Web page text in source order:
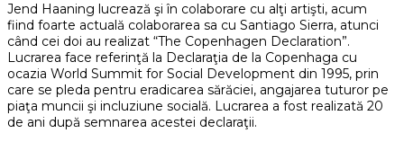
Jend Haaning lucrează şi în colaborare cu alţi artişti, acum
fiind foarte actuală colaborarea sa cu Santiago Sierra, atunci
când cei doi au realizat “The Copenhagen Declaration”.
Lucrarea face referinţă la Declaraţia de la Copenhaga cu
ocazia World Summit for Social Development din 1995, prin
care se pleda pentru eradicarea sărăciei, angajarea tuturor pe
piaţa muncii şi incluziune socială. Lucrarea a fost realizată 20
de ani după semnarea acestei declaraţii.